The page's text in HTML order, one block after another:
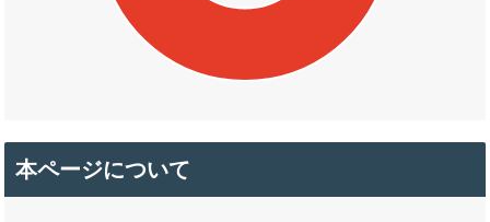
本ページについて